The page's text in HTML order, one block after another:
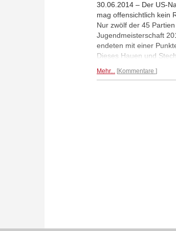
30.06.2014 – Der US-
mag offensichtlich kein
Nur zwölf der 45
Jugendmeisterschaft
endeten mit einer
Dieses Hauen und
Führungswechseln an
Mehr... Kommentare